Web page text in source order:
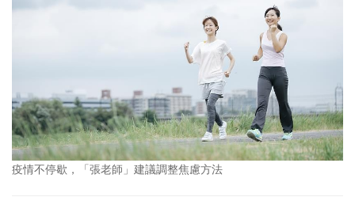
疫情不停歇，「張老師」建議調整焦慮方法